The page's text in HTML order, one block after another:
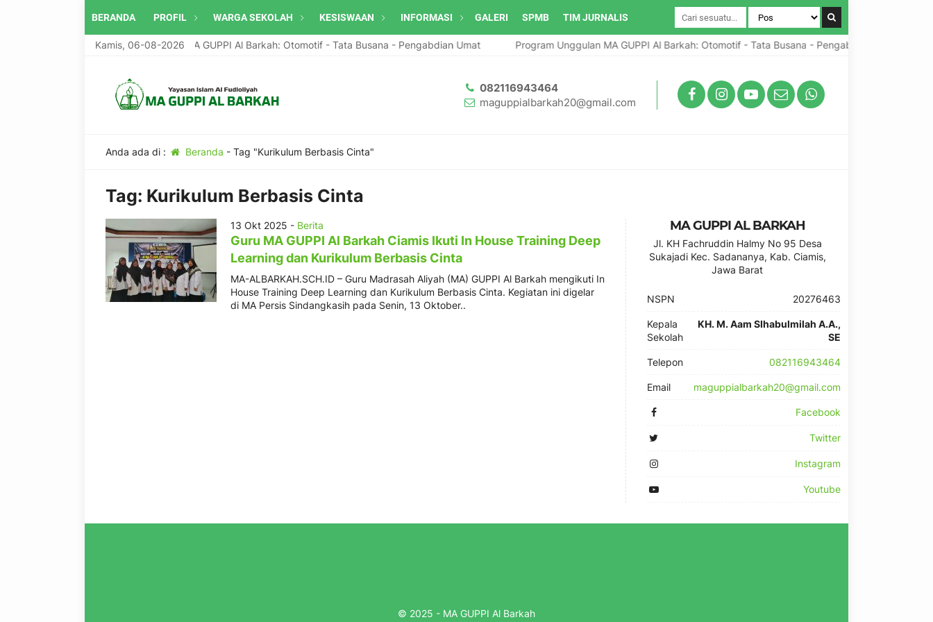
BERANDA PROFIL WARGA SEKOLAH KESISWAAN INFORMASI GALERI SPMB TIM JURNALIS
Kamis, 06-08-2026
Program Unggulan MA GUPPI Al Barkah: Otomotif - Tata Busana - Pengabdian Umat Program Unggulan MA GUPPI Al Barkah: Otomotif - Tata Busana - Pengabdian Umat
082116943464
maguppialbarkah20@gmail.com
Anda ada di : Beranda - Tag "Kurikulum Berbasis Cinta"
Tag: Kurikulum Berbasis Cinta
13 Okt 2025 - Berita
Guru MA GUPPI Al Barkah Ciamis Ikuti In House Training Deep
Learning dan Kurikulum Berbasis Cinta
MA-ALBARKAH.SCH.ID – Guru Madrasah Aliyah (MA) GUPPI Al Barkah mengikuti In
House Training Deep Learning dan Kurikulum Berbasis Cinta. Kegiatan ini digelar
di MA Persis Sindangkasih pada Senin, 13 Oktober..
MA GUPPI AL BARKAH
Jl. KH Fachruddin Halmy No 95 Desa
Sukajadi Kec. Sadananya, Kab. Ciamis,
Jawa Barat
NSPN 20276463
Kepala
Sekolah
KH. M. Aam SIhabulmilah A.A.,
SE
Telepon 082116943464
Email maguppialbarkah20@gmail.com
Facebook
Twitter
Instagram
Youtube
© 2025 - MA GUPPI Al Barkah